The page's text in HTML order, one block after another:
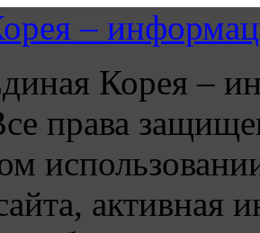
–
Корея –
права
активная